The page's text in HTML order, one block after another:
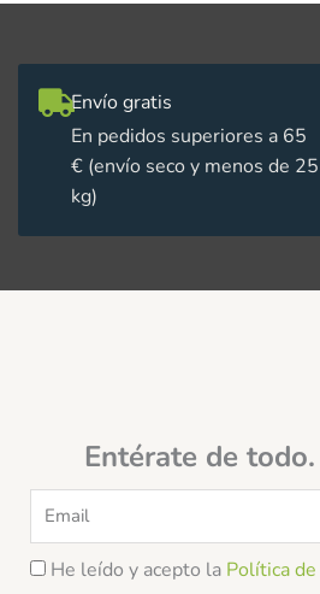
Envío gratis
En pedidos superiores a 65
€ (envío seco y menos de 25
kg)
Entérate de
Email
He leído y acepto la Política